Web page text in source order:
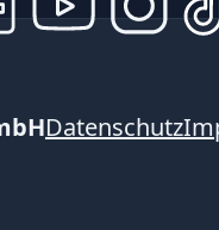
Datenschutz